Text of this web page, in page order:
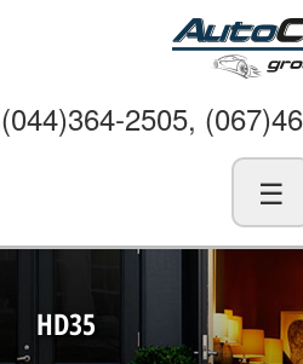
(044)364-2505,
☰
HD35